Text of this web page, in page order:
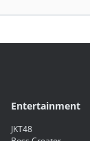
Entertainment
JKT48